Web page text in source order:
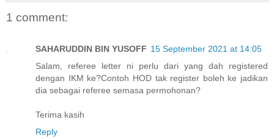
1 comment:
SAHARUDDIN BIN YUSOFF 15 September 2021 at 14:05
Salam, referee letter ni perlu dari yang dah registered
dengan IKM ke?Contoh HOD tak register boleh ke jadikan
dia sebagai referee semasa permohonan?
Terima kasih
Reply